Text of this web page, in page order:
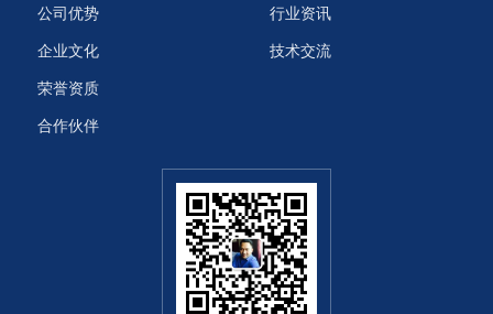
公司优势
企业文化
荣誉资质
合作伙伴
行业资讯
技术交流